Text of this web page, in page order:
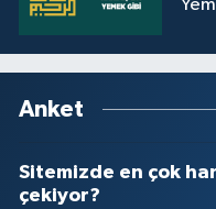
Anket
Sitemizde en çok
çekiyor?